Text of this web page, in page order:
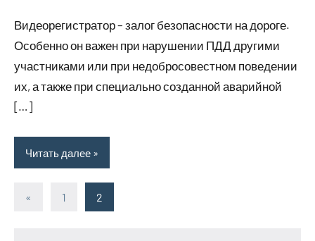
Видеорегистратор – залог безопасности на дороге.
Особенно он важен при нарушении ПДД другими
участниками или при недобросовестном поведении
их, а также при специально созданной аварийной
[…]
Читать далее
Пагинация
«
Предыдущие
1 2